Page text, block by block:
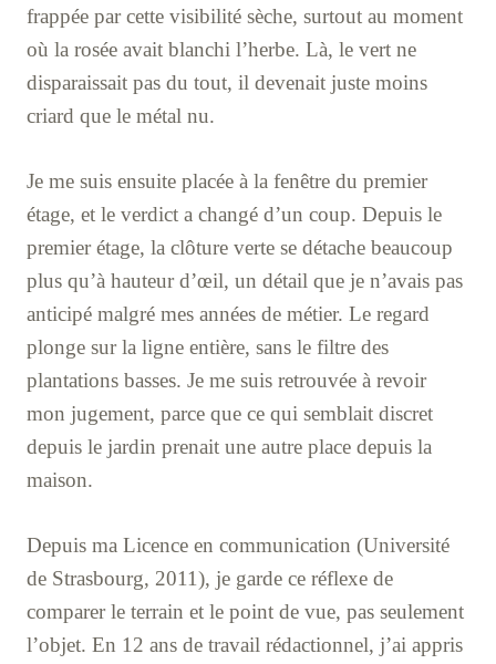
frappée par cette visibilité sèche, surtout au moment
où la rosée avait blanchi l’herbe. Là, le vert ne
disparaissait pas du tout, il devenait juste moins
criard que le métal nu.
Je me suis ensuite placée à la fenêtre du premier
étage, et le verdict a changé d’un coup. Depuis le
premier étage, la clôture verte se détache beaucoup
plus qu’à hauteur d’œil, un détail que je n’avais pas
anticipé malgré mes années de métier. Le regard
plonge sur la ligne entière, sans le filtre des
plantations basses. Je me suis retrouvée à revoir
mon jugement, parce que ce qui semblait discret
depuis le jardin prenait une autre place depuis la
maison.
Depuis ma Licence en communication (Université
de Strasbourg, 2011), je garde ce réflexe de
comparer le terrain et le point de vue, pas seulement
l’objet. En 12 ans de travail rédactionnel, j’ai appris